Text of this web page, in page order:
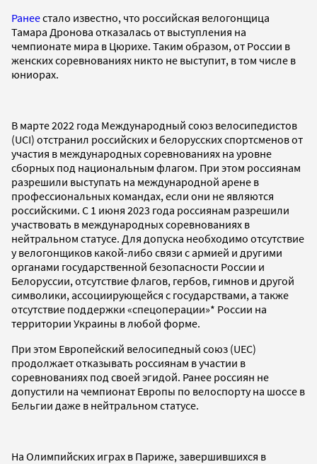
Ранеестало известно, что российская велогонщица
Тамара Дронова отказалась от выступления на
чемпионате мира в Цюрихе. Таким образом, от России в
женских соревнованиях никто не выступит, в том числе в
юниорах.
В марте 2022 года Международный союз велосипедистов
(UCI) отстранил российских и белорусских спортсменов от
участия в международных соревнованиях на уровне
сборных под национальным флагом. При этом россиянам
разрешили выступать на международной арене в
профессиональных командах, если они не являются
российскими. С 1 июня 2023 года россиянам разрешили
участвовать в международных соревнованиях в
нейтральном статусе. Для допуска необходимо отсутствие
у велогонщиков какой-либо связи с армией и другими
органами государственной безопасности России и
Белоруссии, отсутствие флагов, гербов, гимнов и другой
символики, ассоциирующейся с государствами, а также
отсутствие поддержки «спецоперации»* России на
территории Украины в любой форме.
При этом Европейский велосипедный союз (UEC)
продолжает отказывать россиянам в участии в
соревнованиях под своей эгидой. Ранее россиян не
допустили на чемпионат Европы по велоспорту на шоссе в
Бельгии даже в нейтральном статусе.
На Олимпийских играх в Париже, завершившихся в